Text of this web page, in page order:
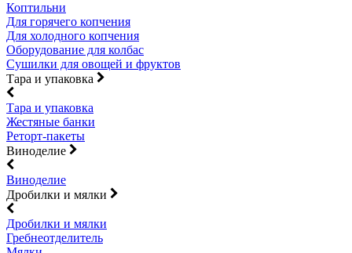
Коптильни
Для горячего копчения
Для холодного копчения
Оборудование для колбас
Сушилки для овощей и фруктов
Тара и упаковка
Тара и упаковка
Жестяные банки
Реторт-пакеты
Виноделие
Виноделие
Дробилки и мялки
Дробилки и мялки
Гребнеотделитель